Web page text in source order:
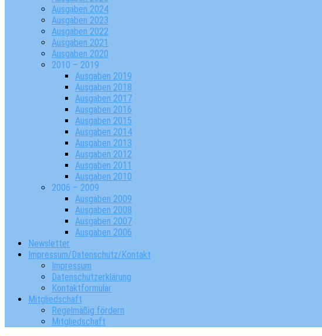
Ausgaben 2024
Ausgaben 2023
Ausgaben 2022
Ausgaben 2021
Ausgaben 2020
2010 – 2019
Ausgaben 2019
Ausgaben 2018
Ausgaben 2017
Ausgaben 2016
Ausgaben 2015
Ausgaben 2014
Ausgaben 2013
Ausgaben 2012
Ausgaben 2011
Ausgaben 2010
2006 – 2009
Ausgaben 2009
Ausgaben 2008
Ausgaben 2007
Ausgaben 2006
Newsletter
Impressum/Datenschutz/Kontakt
Impressum
Datenschutzerklärung
Kontaktformular
Mitgliedschaft
Regelmäßig fördern
Mitgliedschaft